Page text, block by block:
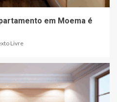
em Moema é
Livre